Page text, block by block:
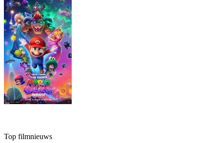
Top filmnieuws